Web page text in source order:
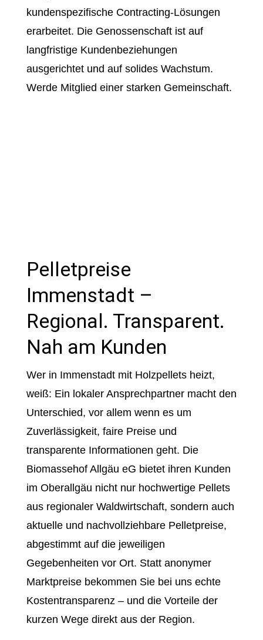
kundenspezifische Contracting-Lösungen
erarbeitet. Die Genossenschaft ist auf
langfristige Kundenbeziehungen
ausgerichtet und auf solides Wachstum.
Werde Mitglied einer starken Gemeinschaft.
Pelletpreise
Immenstadt –
Regional. Transparent.
Nah am Kunden
Wer in Immenstadt mit Holzpellets heizt,
weiß: Ein lokaler Ansprechpartner macht den
Unterschied, vor allem wenn es um
Zuverlässigkeit, faire Preise und
transparente Informationen geht. Die
Biomassehof Allgäu eG bietet ihren Kunden
im Oberallgäu nicht nur hochwertige Pellets
aus regionaler Waldwirtschaft, sondern auch
aktuelle und nachvollziehbare Pelletpreise,
abgestimmt auf die jeweiligen
Gegebenheiten vor Ort. Statt anonymer
Marktpreise bekommen Sie bei uns echte
Kostentransparenz – und die Vorteile der
kurzen Wege direkt aus der Region.